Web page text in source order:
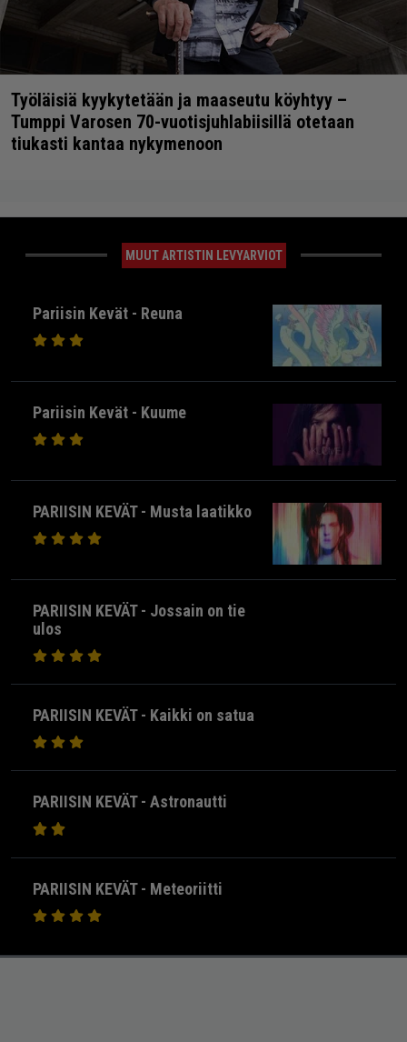
Työläisiä kyykytetään ja maaseutu köyhtyy –
Tumppi Varosen 70-vuotisjuhlabiisillä otetaan
tiukasti kantaa nykymenoon
MUUT ARTISTIN LEVYARVIOT
Pariisin Kevät - Reuna
Pariisin Kevät - Kuume
PARIISIN KEVÄT - Musta laatikko
PARIISIN KEVÄT - Jossain on tie
ulos
PARIISIN KEVÄT - Kaikki on satua
PARIISIN KEVÄT - Astronautti
PARIISIN KEVÄT - Meteoriitti